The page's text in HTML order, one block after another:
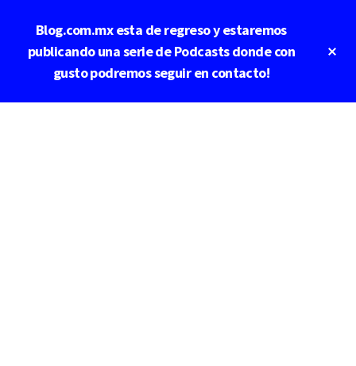
contenido
principal
Blog.com.mx esta de regreso y estaremos
publicando una serie de Podcasts donde con
gusto podremos seguir en contacto!